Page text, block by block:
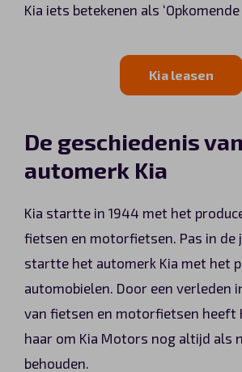
Kia iets betekenen als ‘Opkomende
Kia leasen
De geschiedenis van
automerk Kia
Kia startte in 1944 met het
fietsen en motorfietsen. Pas in de
startte het automerk Kia met het
automobielen. Door een verleden
van fietsen en motorfietsen heeft
haar om Kia Motors nog altijd als
behouden.